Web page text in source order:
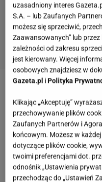
tradycyjnych
flagowychciastzaraz
mazurek, a
gwarantuje zachwyt
przysłowiowa bułka z
szczegółach.
uzasadniony interes
S.A. – lub Zaufanych
możesz się sprzeciwić,
Zaawansowanych” lub
zależności od zakresu
jest kierowany. Więcej
osobowych znajdziesz w
Gazeta.pl iPolityka
Klikając „Akceptuję”
przechowywanie plików
Zaufanych Partnerów i
końcowym. Możesz w
dotyczące plików cookie,
twoimi preferencjami dot.
odnośnik „Ustawienia
przechodząc do „Ustawień